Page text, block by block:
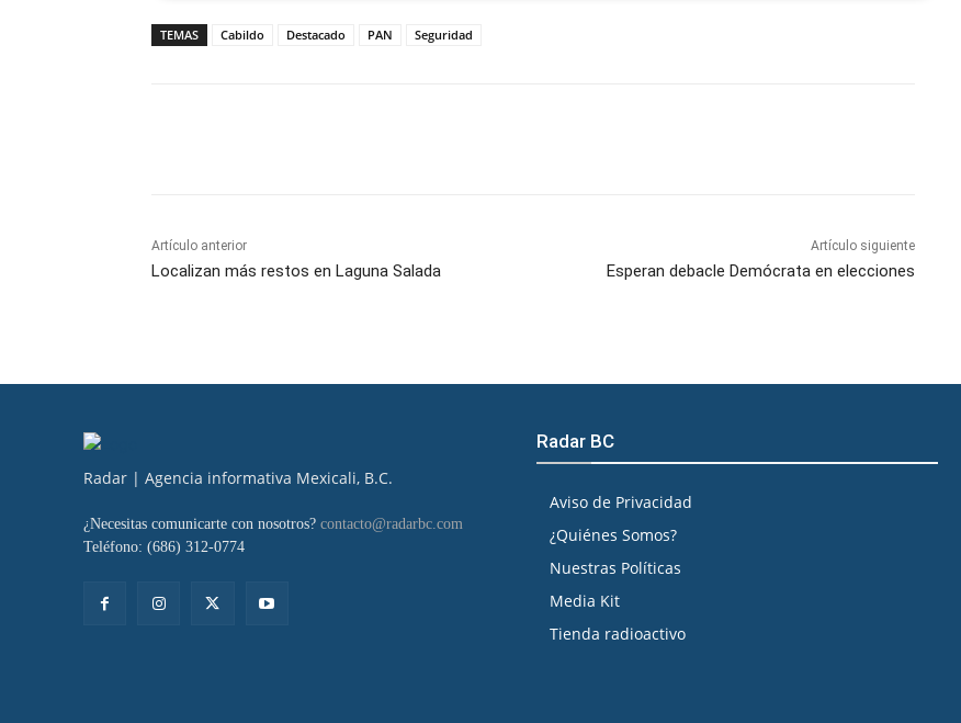
TEMAS Cabildo Destacado PAN Seguridad
Artículo anterior
Localizan más restos en Laguna Salada
Artículo siguiente
Esperan debacle Demócrata en elecciones
Radar | Agencia informativa Mexicali, B.C.
¿Necesitas comunicarte con nosotros? contacto@radarbc.com
Teléfono: (686) 312-0774
Radar BC
Aviso de Privacidad
¿Quiénes Somos?
Nuestras Políticas
Media Kit
Tienda radioactivo